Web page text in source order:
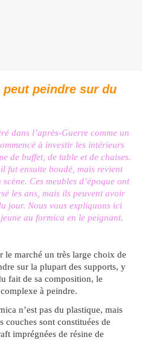
peindre sur du
dans l’après-Guerre comme un
à investir les intérieurs
de buffet, de table et de chaises.
fut ensuite boudé, mais revient
Ces meubles d’époque ont
les ans, mais ils peuvent avoir
jour. Nous vous expliquons ici
au formica en le peignant.
le marché un très large choix de
sur la plupart des supports, y
fait de sa composition, le
à peindre.
n’est pas du plastique, mais
sont constituées de
imprégnées de résine de